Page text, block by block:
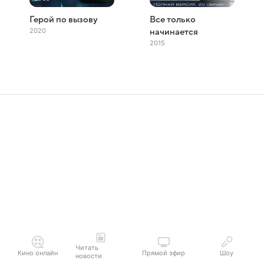
Герой по вызову
2020
Все только
начинается
2015
Кино онлайн
Читать
новости
Прямой эфир Шоу